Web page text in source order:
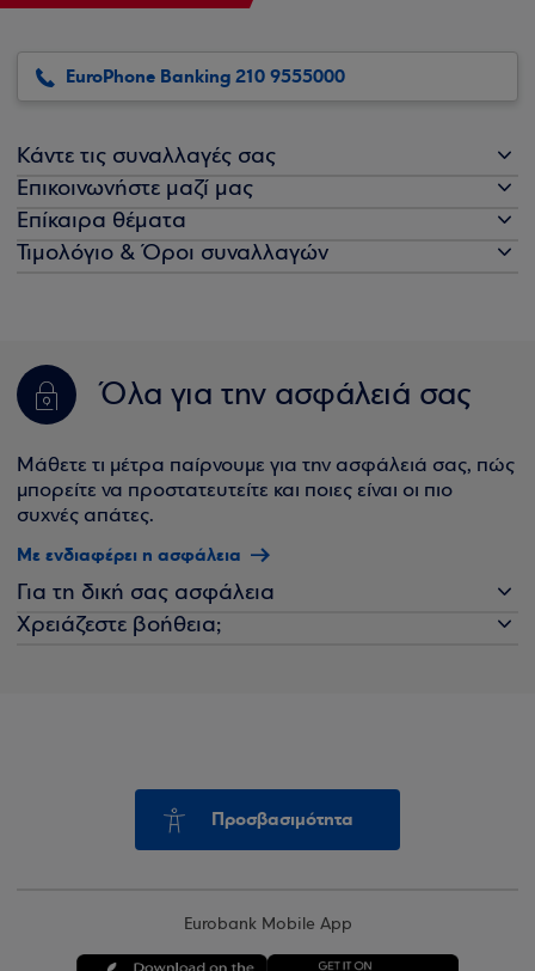
EuroPhone Banking 210 9555000
Κάντε τις συναλλαγές σας
Επικοινωνήστε μαζί μας
Επίκαιρα θέματα
Τιμολόγιο & Όροι συναλλαγών
Όλα για την ασφάλειά σας
Μάθετε τι μέτρα παίρνουμε για την ασφάλειά σας, πώς
μπορείτε να προστατευτείτε και ποιες είναι οι πιο
συχνές απάτες.
Με ενδιαφέρει η ασφάλεια
Για τη δική σας ασφάλεια
Χρειάζεστε βοήθεια;
Προσβασιμότητα
Eurobank Mobile App